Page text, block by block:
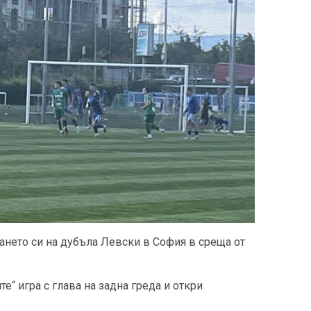
си на дубъла Левски в София в среща от
игра с глава на задна греда и откри